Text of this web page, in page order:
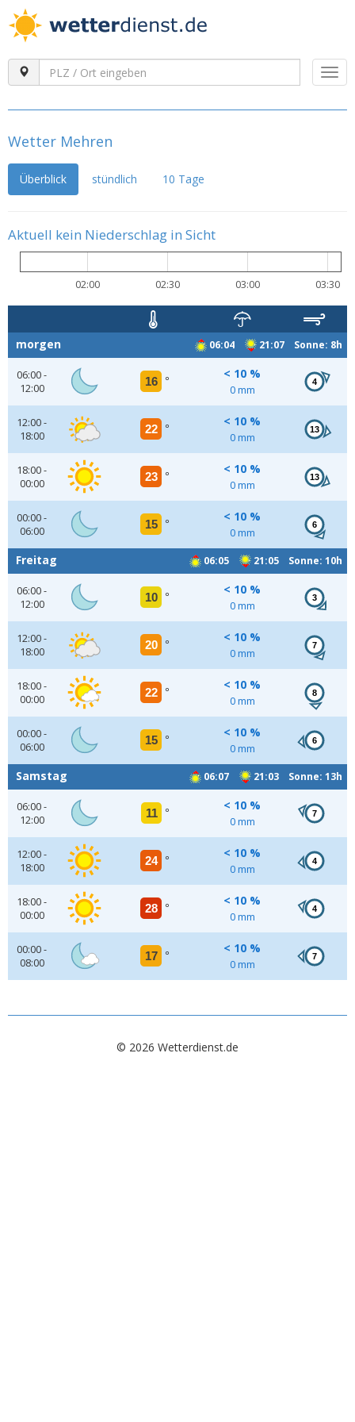
Wetter Mehren
Überblick stündlich 10 Tage
Aktuell kein Niederschlag in Sicht
02:00 02:30 03:00 03:30
06:04 21:07 Sonne: 8h
morgen
06:00 -
12:00
16 °
< 10 %
0 mm
4
12:00 -
18:00
22 °
< 10 %
0 mm
13
18:00 -
00:00
23 °
< 10 %
0 mm
13
00:00 -
06:00
15 °
< 10 %
0 mm
6
06:05 21:05 Sonne: 10h
Freitag
06:00 -
12:00
10 °
< 10 %
0 mm
3
12:00 -
18:00
20 °
< 10 %
0 mm
7
18:00 -
00:00
22 °
< 10 %
0 mm
8
00:00 -
06:00
15 °
< 10 %
0 mm
6
06:07 21:03 Sonne: 13h
Samstag
06:00 -
12:00
11 °
< 10 %
0 mm
7
12:00 -
18:00
24 °
< 10 %
0 mm
4
18:00 -
00:00
28 °
< 10 %
0 mm
4
00:00 -
08:00
17 °
< 10 %
0 mm
7
© 2026 Wetterdienst.de